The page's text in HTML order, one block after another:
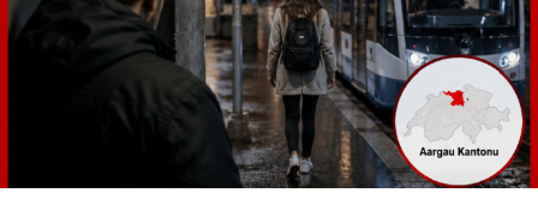
İltica Başvurularının Reddedildiği ve Geri Gönderildiği
Ülkelerde Türkiye Öncü Konumda